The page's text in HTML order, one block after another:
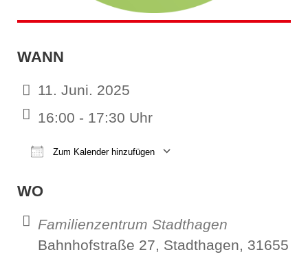
WANN
11. Juni. 2025
16:00 - 17:30 Uhr
Zum Kalender hinzufügen
WO
Familienzentrum Stadthagen
Bahnhofstraße 27, Stadthagen, 31655